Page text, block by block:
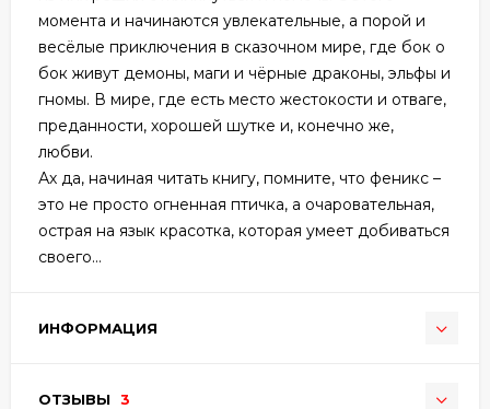
момента и начинаются увлекательные, а порой и
весёлые приключения в сказочном мире, где бок о
бок живут демоны, маги и чёрные драконы, эльфы и
гномы. В мире, где есть место жестокости и отваге,
преданности, хорошей шутке и, конечно же,
любви.
Ах да, начиная читать книгу, помните, что феникс –
это не просто огненная птичка, а очаровательная,
острая на язык красотка, которая умеет добиваться
своего...
ИНФОРМАЦИЯ
ОТЗЫВЫ 3